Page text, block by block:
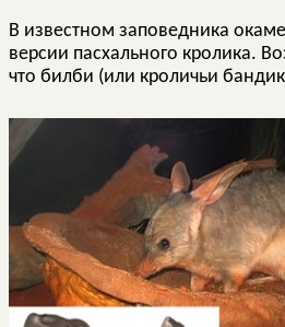
В известном заповедника
версии пасхального кролика.
что билби (или кроличьи